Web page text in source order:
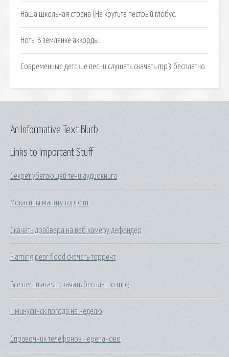
Наша школьная страна (Не крутите пёстрый глобус.
Ноты В землянке аккорды.
Современные детские песни слушать скачать mp3 бесплатно.
Links to Important Stuff
Секрет убегающей тени аудиокнига
Мокасины маниту торрент
Скачать драйвера на веб камеру дефендер
Flaming pear flood скачать торрент
Все песни arash скачать бесплатно mp3
Г минусинск погода на неделю
Справочник телефонов черепаново
An Informative Text Blurb